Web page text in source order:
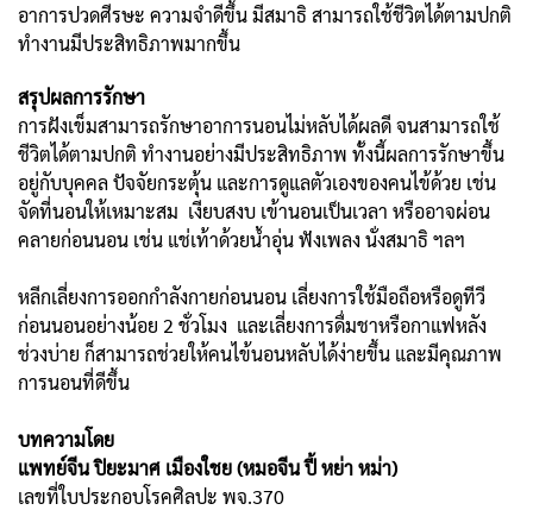
อาการปวดศีรษะ ความจำดีขึ้น มีสมาธิ สามารถใช้ชีวิตได้ตามปกติ
ทำงานมีประสิทธิภาพมากขึ้น
สรุปผลการรักษา
การฝังเข็มสามารถรักษาอาการนอนไม่หลับได้ผลดี จนสามารถใช้
ชีวิตได้ตามปกติ ทำงานอย่างมีประสิทธิภาพ ทั้งนี้ผลการรักษาขึ้น
อยู่กับบุคคล ปัจจัยกระตุ้น และการดูแลตัวเองของคนไข้ด้วย เช่น
จัดที่นอนให้เหมาะสม เงียบสงบ เข้านอนเป็นเวลา หรืออาจผ่อน
คลายก่อนนอน เช่น แช่เท้าด้วยน้ำอุ่น ฟังเพลง นั่งสมาธิ ฯลฯ
หลีกเลี่ยงการออกกำลังกายก่อนนอน เลี่ยงการใช้มือถือหรือดูทีวี
ก่อนนอนอย่างน้อย 2 ชั่วโมง และเลี่ยงการดื่มชาหรือกาแฟหลัง
ช่วงบ่าย ก็สามารถช่วยให้คนไข้นอนหลับได้ง่ายขึ้น และมีคุณภาพ
การนอนที่ดีขึ้น
บทความโดย
แพทย์จีน ปิยะมาศ เมืองใชย (หมอจีน ปี้ หย่า หม่า)
เลขที่ใบประกอบโรคศิลปะ พจ.370